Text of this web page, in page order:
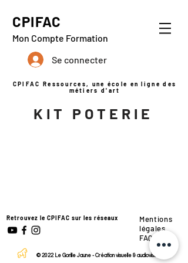
CPIFAC
Mon Compte Formation
Se connecter
CPIFAC Ressources, une école en ligne des
métiers d'art
KIT POTERIE
Retrouvez le CPIFAC sur les réseaux
Mentions
légales
FAQ
© 2022 Le Gorille Jaune -Création visuelle & audiovisuelle